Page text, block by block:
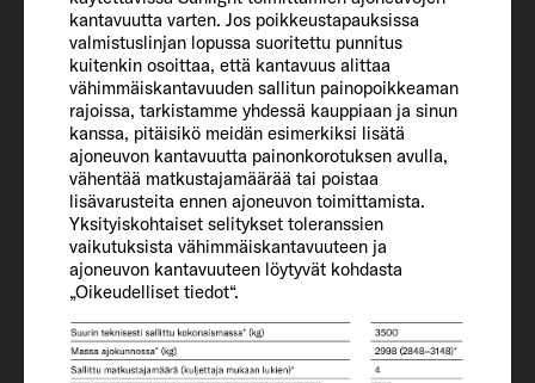
kantavuutta varten. Jos poikkeustapauksissa
valmistuslinjan lopussa suoritettu punnitus
kuitenkin osoittaa, että kantavuus alittaa
vähimmäiskantavuuden sallitun painopoikkeaman
rajoissa, tarkistamme yhdessä kauppiaan ja sinun
kanssa, pitäisikö meidän esimerkiksi lisätä
ajoneuvon kantavuutta painonkorotuksen avulla,
vähentää matkustajamäärää tai poistaa
lisävarusteita ennen ajoneuvon toimittamista.
Yksityiskohtaiset selitykset toleranssien
vaikutuksista vähimmäiskantavuuteen ja
ajoneuvon kantavuuteen löytyvät kohdasta
„Oikeudelliset tiedot“.
Suurin teknisesti sallittu kokonaismassa*
(kg)
3500
Painonkorotus (valinnainen)
3650
Perävaunumassa 12 % jarrull. (jarruton)
(kg)
2000 / 750